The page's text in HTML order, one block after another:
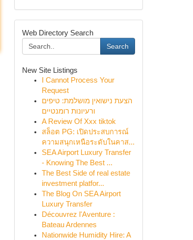
Web Directory Search
Search
New Site Listings
I Cannot Process Your
Request
הצעת נישואין מושלמת: טיפים
ורעיונות רומנטיים
A Review Of Xxx tiktok
สล็อต PG: เปิดประสบการณ์
ความสนุกเหนือระดับในคาส...
SEA Airport Luxury Transfer
- Knowing The Best ...
The Best Side of real estate
investment platfor...
The Blog On SEA Airport
Luxury Transfer
Découvrez l'Aventure :
Bateau Ardennes
Nationwide Humidity Hire: A